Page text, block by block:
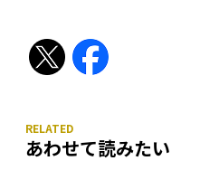
あわせて読みたい